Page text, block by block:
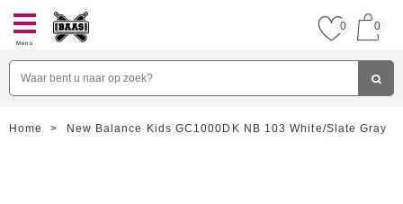
Menu
0 0
Home > New Balance Kids GC1000DK NB 103 White/Slate Gray